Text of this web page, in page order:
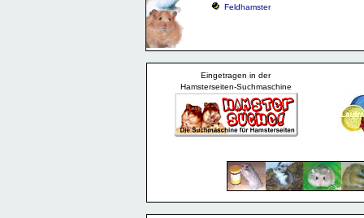
Feldhamster
Eingetragen in der
Hamsterseiten-Suchmaschine